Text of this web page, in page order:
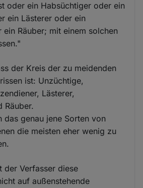
oder ein Habsüchtiger oder ein
ein Lästerer oder ein
ein Räuber; mit einem solchen
der Kreis der zu meidenden
ist: Unzüchtige,
Lästerer,
Räuber.
das genau jene Sorten von
die meisten eher wenig zu
der Verfasser diese
auf außenstehende